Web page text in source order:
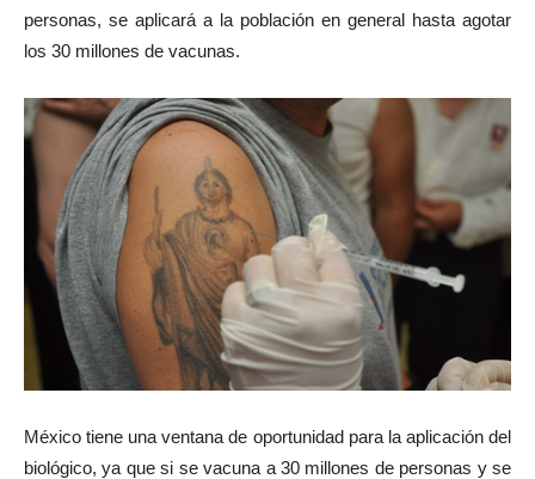
personas, se aplicará a la población en general hasta agotar
los 30 millones de vacunas.
México tiene una ventana de oportunidad para la aplicación del
biológico, ya que si se vacuna a 30 millones de personas y se